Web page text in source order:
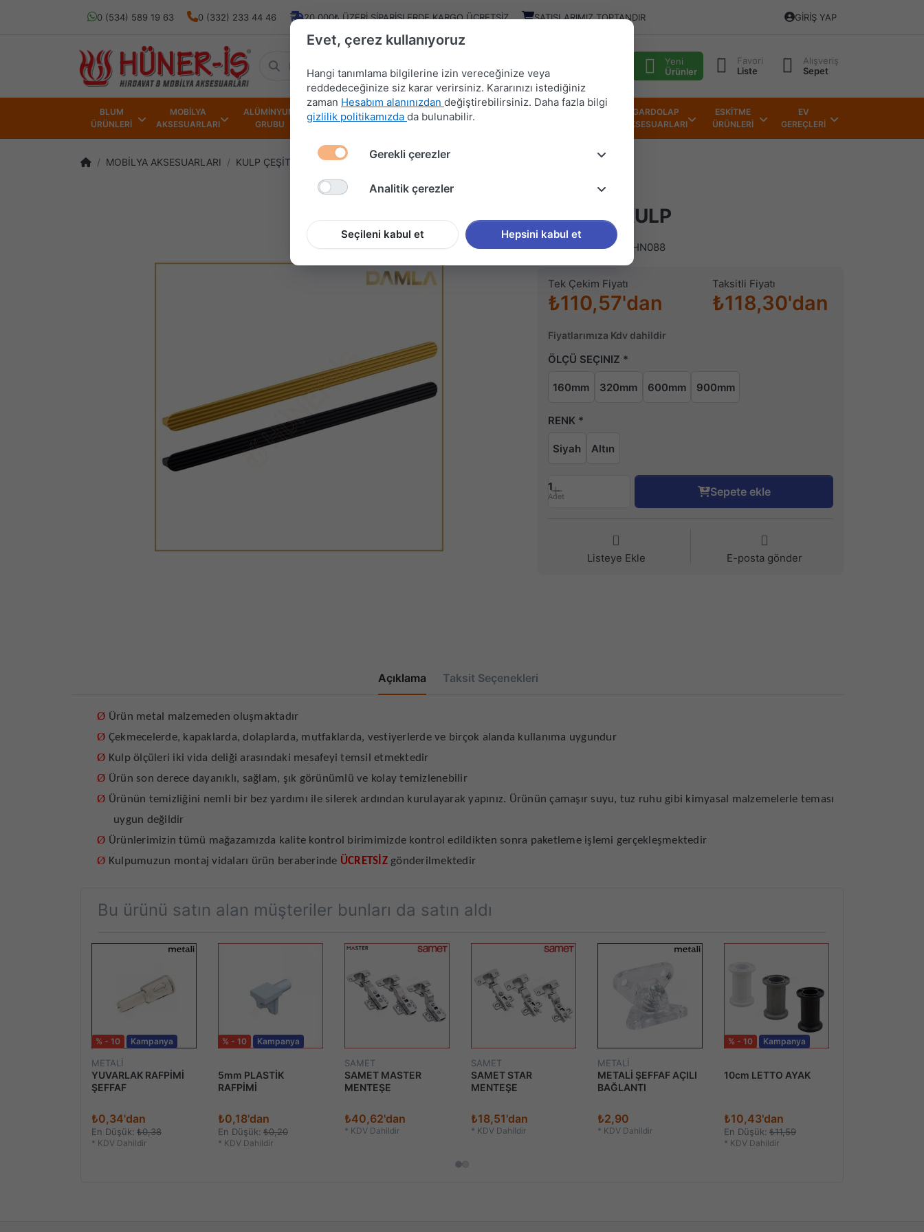
0 (534) 589 19 63 0 (332) 233 44 46 20.000₺ ÜZERI SIPARIŞLERDE KARGO ÜCRETSIZ SATIŞLARIMIZ TOPTANDIR GIRIŞ YAP
Yeni
Ürünler
Favori
Liste
Alışveriş
Sepet
BLUM
ÜRÜNLERİ
MOBİLYA
AKSESUARLARI
ALÜMİNYUM
GRUBU
HIRDAVAT
MALZEMELERİ
MUTFAK
AKSESUARLARI
GARDOLAP
AKSESUARLARI
ESKİTME
ÜRÜNLERİ
EV
GEREÇLERİ
MOBİLYA AKSESUARLARI KULP ÇEŞİTLERİ SAFRAN KULP
SAFRAN KULP
Stok kodu (SKU) HN088
Tek Çekim Fiyatı
₺110,57'dan
Taksitli Fiyatı
₺118,30'dan
Fiyatlarımıza Kdv dahildir
ÖLÇÜ SEÇINIZ
160mm 320mm 600mm 900mm
RENK
Siyah Altın
1
Adet Sepete ekle
Listeye Ekle E-posta gönder
Açıklama Taksit Seçenekleri
Ø Ürün metal malzemeden oluşmaktadır
Ø Çekmecelerde, kapaklarda, dolaplarda, mutfaklarda, vestiyerlerde ve birçok alanda kullanıma uygundur
Ø Kulp ölçüleri iki vida deliği arasındaki mesafeyi temsil etmektedir
Ø Ürün son derece dayanıklı, sağlam, şık görünümlü ve kolay temizlenebilir
Ø Ürünün temizliğini nemli bir bez yardımı ile silerek ardından kurulayarak yapınız. Ürünün çamaşır suyu, tuz ruhu gibi kimyasal malzemelerle teması
uygun değildir
Ø Ürünlerimizin tümü mağazamızda kalite kontrol birimimizde kontrol edildikten sonra paketleme işlemi gerçekleşmektedir
Ø Kulpumuzun montaj vidaları ürün beraberinde ÜCRETSİZgönderilmektedir
Bu ürünü satın alan müşteriler bunları da satın aldı
% - 10 Kampanya
METALİ
YUVARLAK RAFPİMİ
ŞEFFAF
₺0,34'dan
En Düşük: ₺0,38
* KDV Dahildir
% - 10 Kampanya
5mm PLASTİK
RAFPİMİ
₺0,18'dan
En Düşük: ₺0,20
* KDV Dahildir
SAMET
SAMET MASTER
MENTEŞE
₺40,62'dan
* KDV Dahildir
SAMET
SAMET STAR
MENTEŞE
₺18,51'dan
* KDV Dahildir
METALİ
METALİ ŞEFFAF AÇILI
BAĞLANTI
₺2,90
* KDV Dahildir
% - 10 Kampanya
10cm LETTO AYAK
₺10,43'dan
En Düşük: ₺11,59
* KDV Dahildir
Evet, çerez kullanıyoruz
Hangi tanımlama bilgilerine izin vereceğinize veya
reddedeceğinize siz karar verirsiniz. Kararınızı istediğiniz
zaman Hesabım alanınızdan değiştirebilirsiniz. Daha fazla bilgi
gizlilik politikamızda da bulunabilir.
Gerekli çerezler
Analitik çerezler
Seçileni kabul et Hepsini kabul et